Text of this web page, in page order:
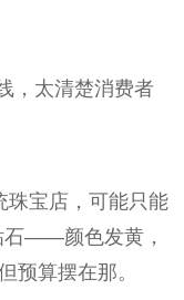
，太清楚消费者
珠宝店，可能只能
石——颜色发黄，
预算摆在那。